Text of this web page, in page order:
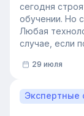
сегодня
обучении. Но
Любая
случае, если
Сегодня
обучение
эффект
29 июля
Экспертные